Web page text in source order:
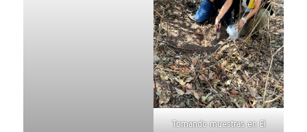
Tomando muestras en El